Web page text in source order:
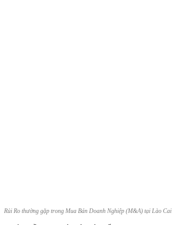
Rủi Ro thường gặp trong Mua Bán Doanh Nghiệp (M&A) tại Lào Cai